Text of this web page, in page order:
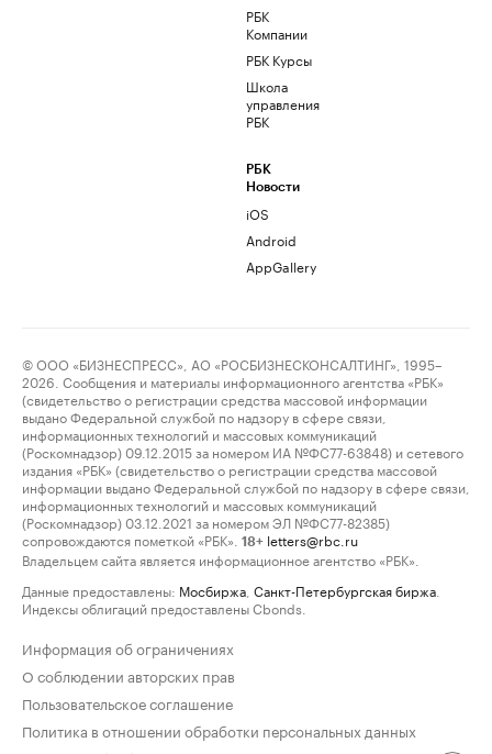
РБК
Компании
РБК Курсы
Школа
управления
РБК
РБК
Новости
iOS
Android
AppGallery
© ООО «БИЗНЕСПРЕСС», АО «РОСБИЗНЕСКОНСАЛТИНГ», 1995–
2026. Сообщения и материалы информационного агентства «РБК»
(свидетельство о регистрации средства массовой информации
выдано Федеральной службой по надзору в сфере связи,
информационных технологий и массовых коммуникаций
(Роскомнадзор) 09.12.2015 за номером ИА №ФС77-63848) и сетевого
издания «РБК» (свидетельство о регистрации средства массовой
информации выдано Федеральной службой по надзору в сфере связи,
информационных технологий и массовых коммуникаций
(Роскомнадзор) 03.12.2021 за номером ЭЛ №ФС77-82385)
сопровождаются пометкой «РБК».
18+ letters@rbc.ru
Владельцем сайта является информационное агентство «РБК».
Данные предоставлены: Мосбиржа Санкт-Петербургская биржа
Индексы облигаций предоставлены Cbonds.
Информация об ограничениях
О соблюдении авторских прав
Пользовательское соглашение
Политика в отношении обработки персональных данных